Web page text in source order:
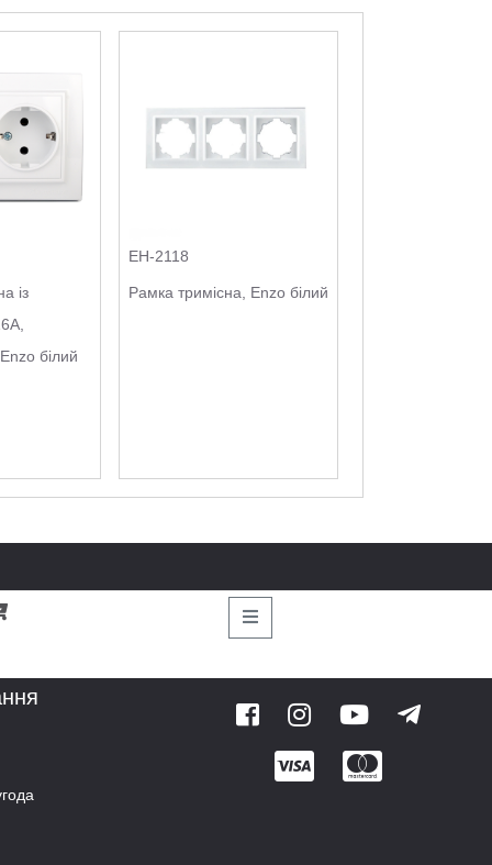
із
білий
EH-2118
Рамка тримісна, Enzo білий